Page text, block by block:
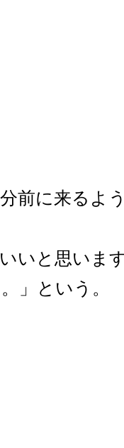
前に来るよ
いと思いま
」という。